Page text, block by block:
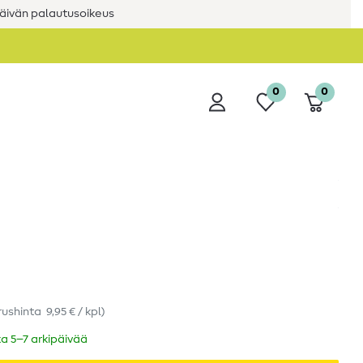
palautusoikeus
0 0
9,95 € / kpl)
5–7 arkipäivää